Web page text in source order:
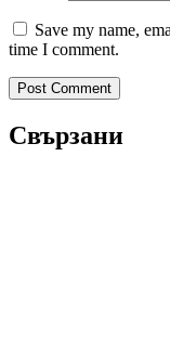
Save my name,
time I comment.
Свързани